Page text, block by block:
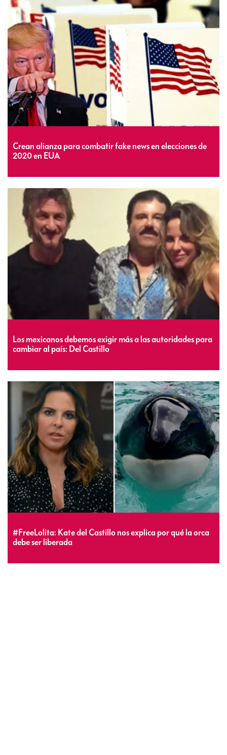
Crean alianza para combatir fake news en elecciones de
2020 en EUA
Los mexicanos debemos exigir más a las autoridades para
cambiar al país: Del Castillo
#FreeLolita: Kate del Castillo nos explica por qué la orca
debe ser liberada